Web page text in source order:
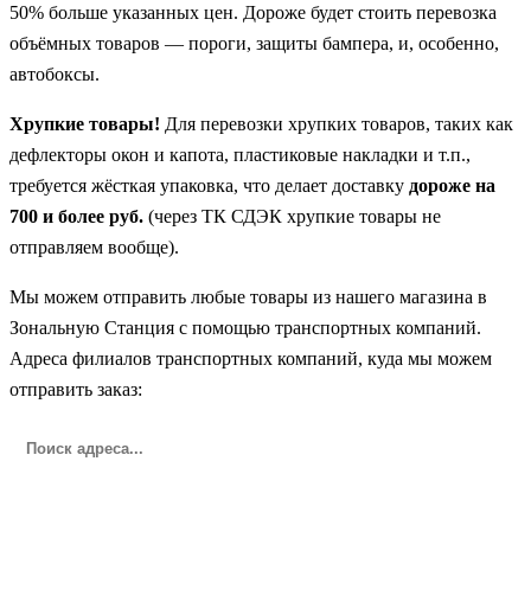
50% больше указанных цен. Дороже будет стоить перевозка
объёмных товаров — пороги, защиты бампера, и, особенно,
автобоксы.
Хрупкие товары! Для перевозки хрупких товаров, таких как
дефлекторы окон и капота, пластиковые накладки и т.п.,
требуется жёсткая упаковка, что делает доставку дороже на
700 и более руб. (через ТК СДЭК хрупкие товары не
отправляем вообще).
Мы можем отправить любые товары из нашего магазина в
Зональную Станция с помощью транспортных компаний.
Адреса филиалов транспортных компаний, куда мы можем
отправить заказ: